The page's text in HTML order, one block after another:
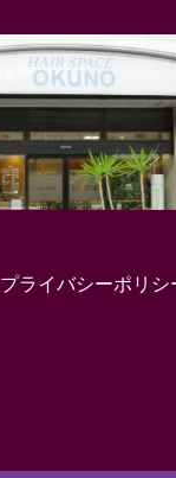
プライバシーポリシ